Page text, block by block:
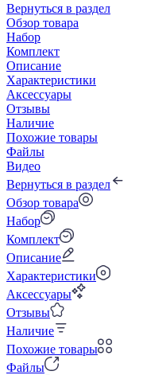
Вернуться в раздел
Обзор товара
Набор
Комплект
Описание
Характеристики
Аксессуары
Отзывы
Наличие
Похожие товары
Файлы
Видео
Вернуться в раздел
Обзор товара
Набор
Комплект
Описание
Характеристики
Аксессуары
Отзывы
Наличие
Похожие товары
Файлы